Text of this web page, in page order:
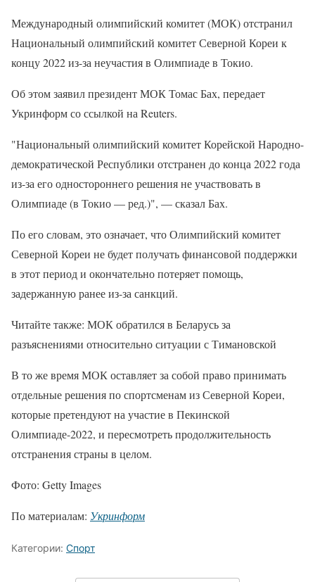
Международный олимпийский комитет (МОК) отстранил
Национальный олимпийский комитет Северной Кореи к
концу 2022 из-за неучастия в Олимпиаде в Токио.
Об этом заявил президент МОК Томас Бах, передает
Укринформ со ссылкой на Reuters.
"Национальный олимпийский комитет Корейской Народно-
демократической Республики отстранен до конца 2022 года
из-за его одностороннего решения не участвовать в
Олимпиаде (в Токио — ред.)", — сказал Бах.
По его словам, это означает, что Олимпийский комитет
Северной Кореи не будет получать финансовой поддержки
в этот период и окончательно потеряет помощь,
задержанную ранее из-за санкций.
Читайте также: МОК обратился в Беларусь за
разъяснениями относительно ситуации с Тимановской
В то же время МОК оставляет за собой право принимать
отдельные решения по спортсменам из Северной Кореи,
которые претендуют на участие в Пекинской
Олимпиаде-2022, и пересмотреть продолжительность
отстранения страны в целом.
Фото: Getty Images
По материалам: Укринформ
Категории: Спорт